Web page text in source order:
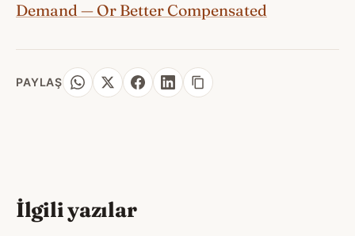
Demand — Or Better Compensated
PAYLAŞ
İlgili yazılar